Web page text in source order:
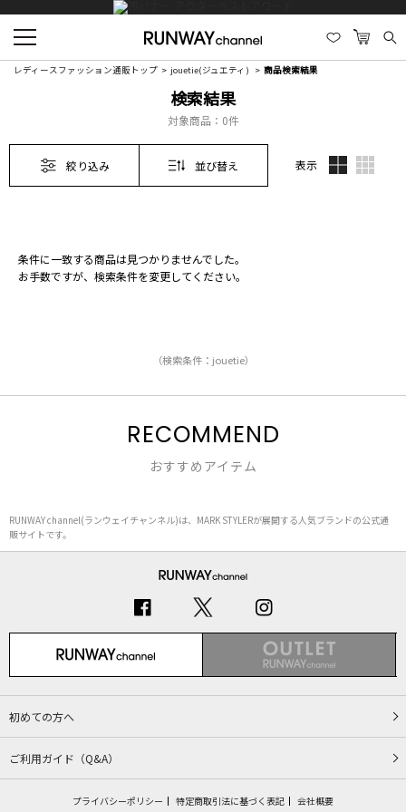
レディースファッション通販トップ jouetie(ジュエティ) 商品検索結果
検索結果
対象商品： 0件
絞り込み 並び替え 表示
条件に一致する商品は見つかりませんでした。
お手数ですが、検索条件を変更してください。
（検索条件：jouetie）
RECOMMEND
おすすめアイテム
RUNWAY channel(ランウェイチャンネル)は、MARK STYLERが展開する人気ブランドの公式通
販サイトです。
初めての方へ
ご利用ガイド（Q&A）
プライバシーポリシー 特定商取引法に基づく表記 会社概要